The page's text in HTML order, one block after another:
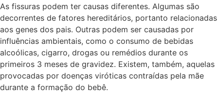
As fissuras podem ter causas diferentes. Algumas são
decorrentes de fatores hereditários, portanto relacionadas
aos genes dos pais. Outras podem ser causadas por
influências ambientais, como o consumo de bebidas
alcoólicas, cigarro, drogas ou remédios durante os
primeiros 3 meses de gravidez. Existem, também, aquelas
provocadas por doenças viróticas contraídas pela mãe
durante a formação do bebê.